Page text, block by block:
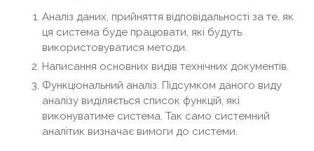
Аналіз даних, прийняття відповідальності за те, як
ця система буде працювати, які будуть
використовуватися методи.
Написання основних видів технічних документів.
Функціональний аналіз. Підсумком даного виду
аналізу виділяється список функцій, які
виконуватиме система. Так само системний
аналітик визначає вимоги до системи.